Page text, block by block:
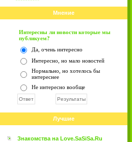
Мнение
Интересны ли новости которые мы
публикуем?
Да, очень интересно
Интересно, но мало новостей
Нормально, но хотелось бы
интереснее
Не интересно вообще
Лучшие
Знакомства на Love.SaSiSa.Ru